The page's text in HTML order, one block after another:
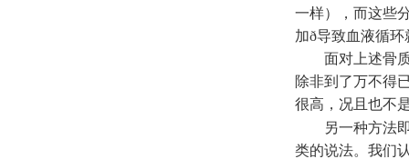
一样），而这些
加ð导致血液循环
面对上述骨
除非到了万不得
很高，况且也不
另一种方法
类的说法。我们